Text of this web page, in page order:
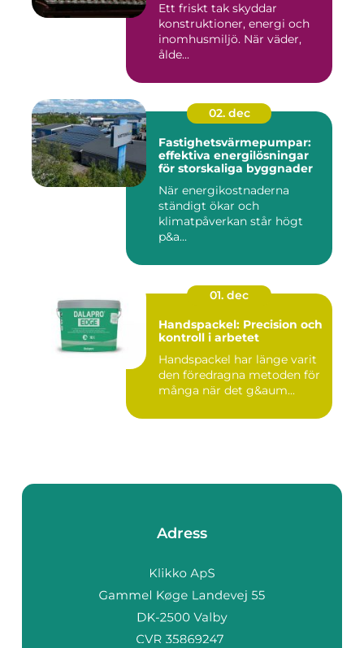
Ett friskt tak skyddar
konstruktioner, energi och
inomhusmiljö. När väder,
ålde...
02. dec
Fastighetsvärmepumpar:
effektiva energilösningar
för storskaliga byggnader
När energikostnaderna
ständigt ökar och
klimatpåverkan står högt
p&a...
01. dec
Handspackel: Precision och
kontroll i arbetet
Handspackel har länge varit
den föredragna metoden för
många när det g&aum...
Adress